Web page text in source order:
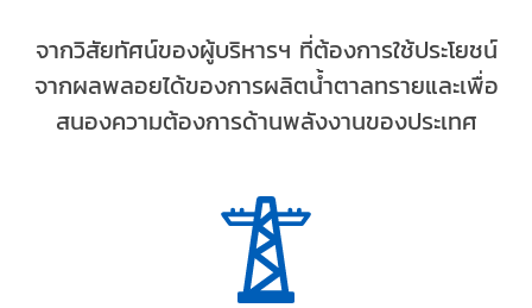
จากวิสัยทัศน์ของผู้บริหารฯ ที่ต้องการใช้ประโยชน์
จากผลพลอยได้ของการผลิตน้ำตาลทรายและเพื่อ
สนองความต้องการด้านพลังงานของประเทศ